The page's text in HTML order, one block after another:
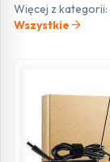
Więcej z kategorii:
Wszystkie arrow_forward